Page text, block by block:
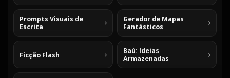
Prompts Visuais de
Escrita
Gerador de Mapas
Fantásticos
Ficção Flash
Baú: Ideias
Armazenadas